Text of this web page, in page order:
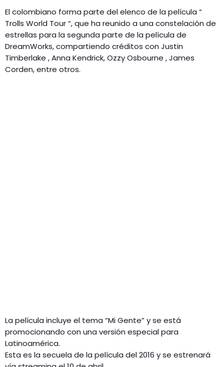
El colombiano forma parte del elenco de la película “
Trolls World Tour “, que ha reunido a una constelación de
estrellas para la segunda parte de la película de
DreamWorks, compartiendo créditos con Justin
Timberlake , Anna Kendrick, Ozzy Osbourne , James
Corden, entre otros.
La película incluye el tema “Mi Gente” y se está
promocionando con una versión especial para
Latinoamérica.
Esta es la secuela de la película del 2016 y se estrenará